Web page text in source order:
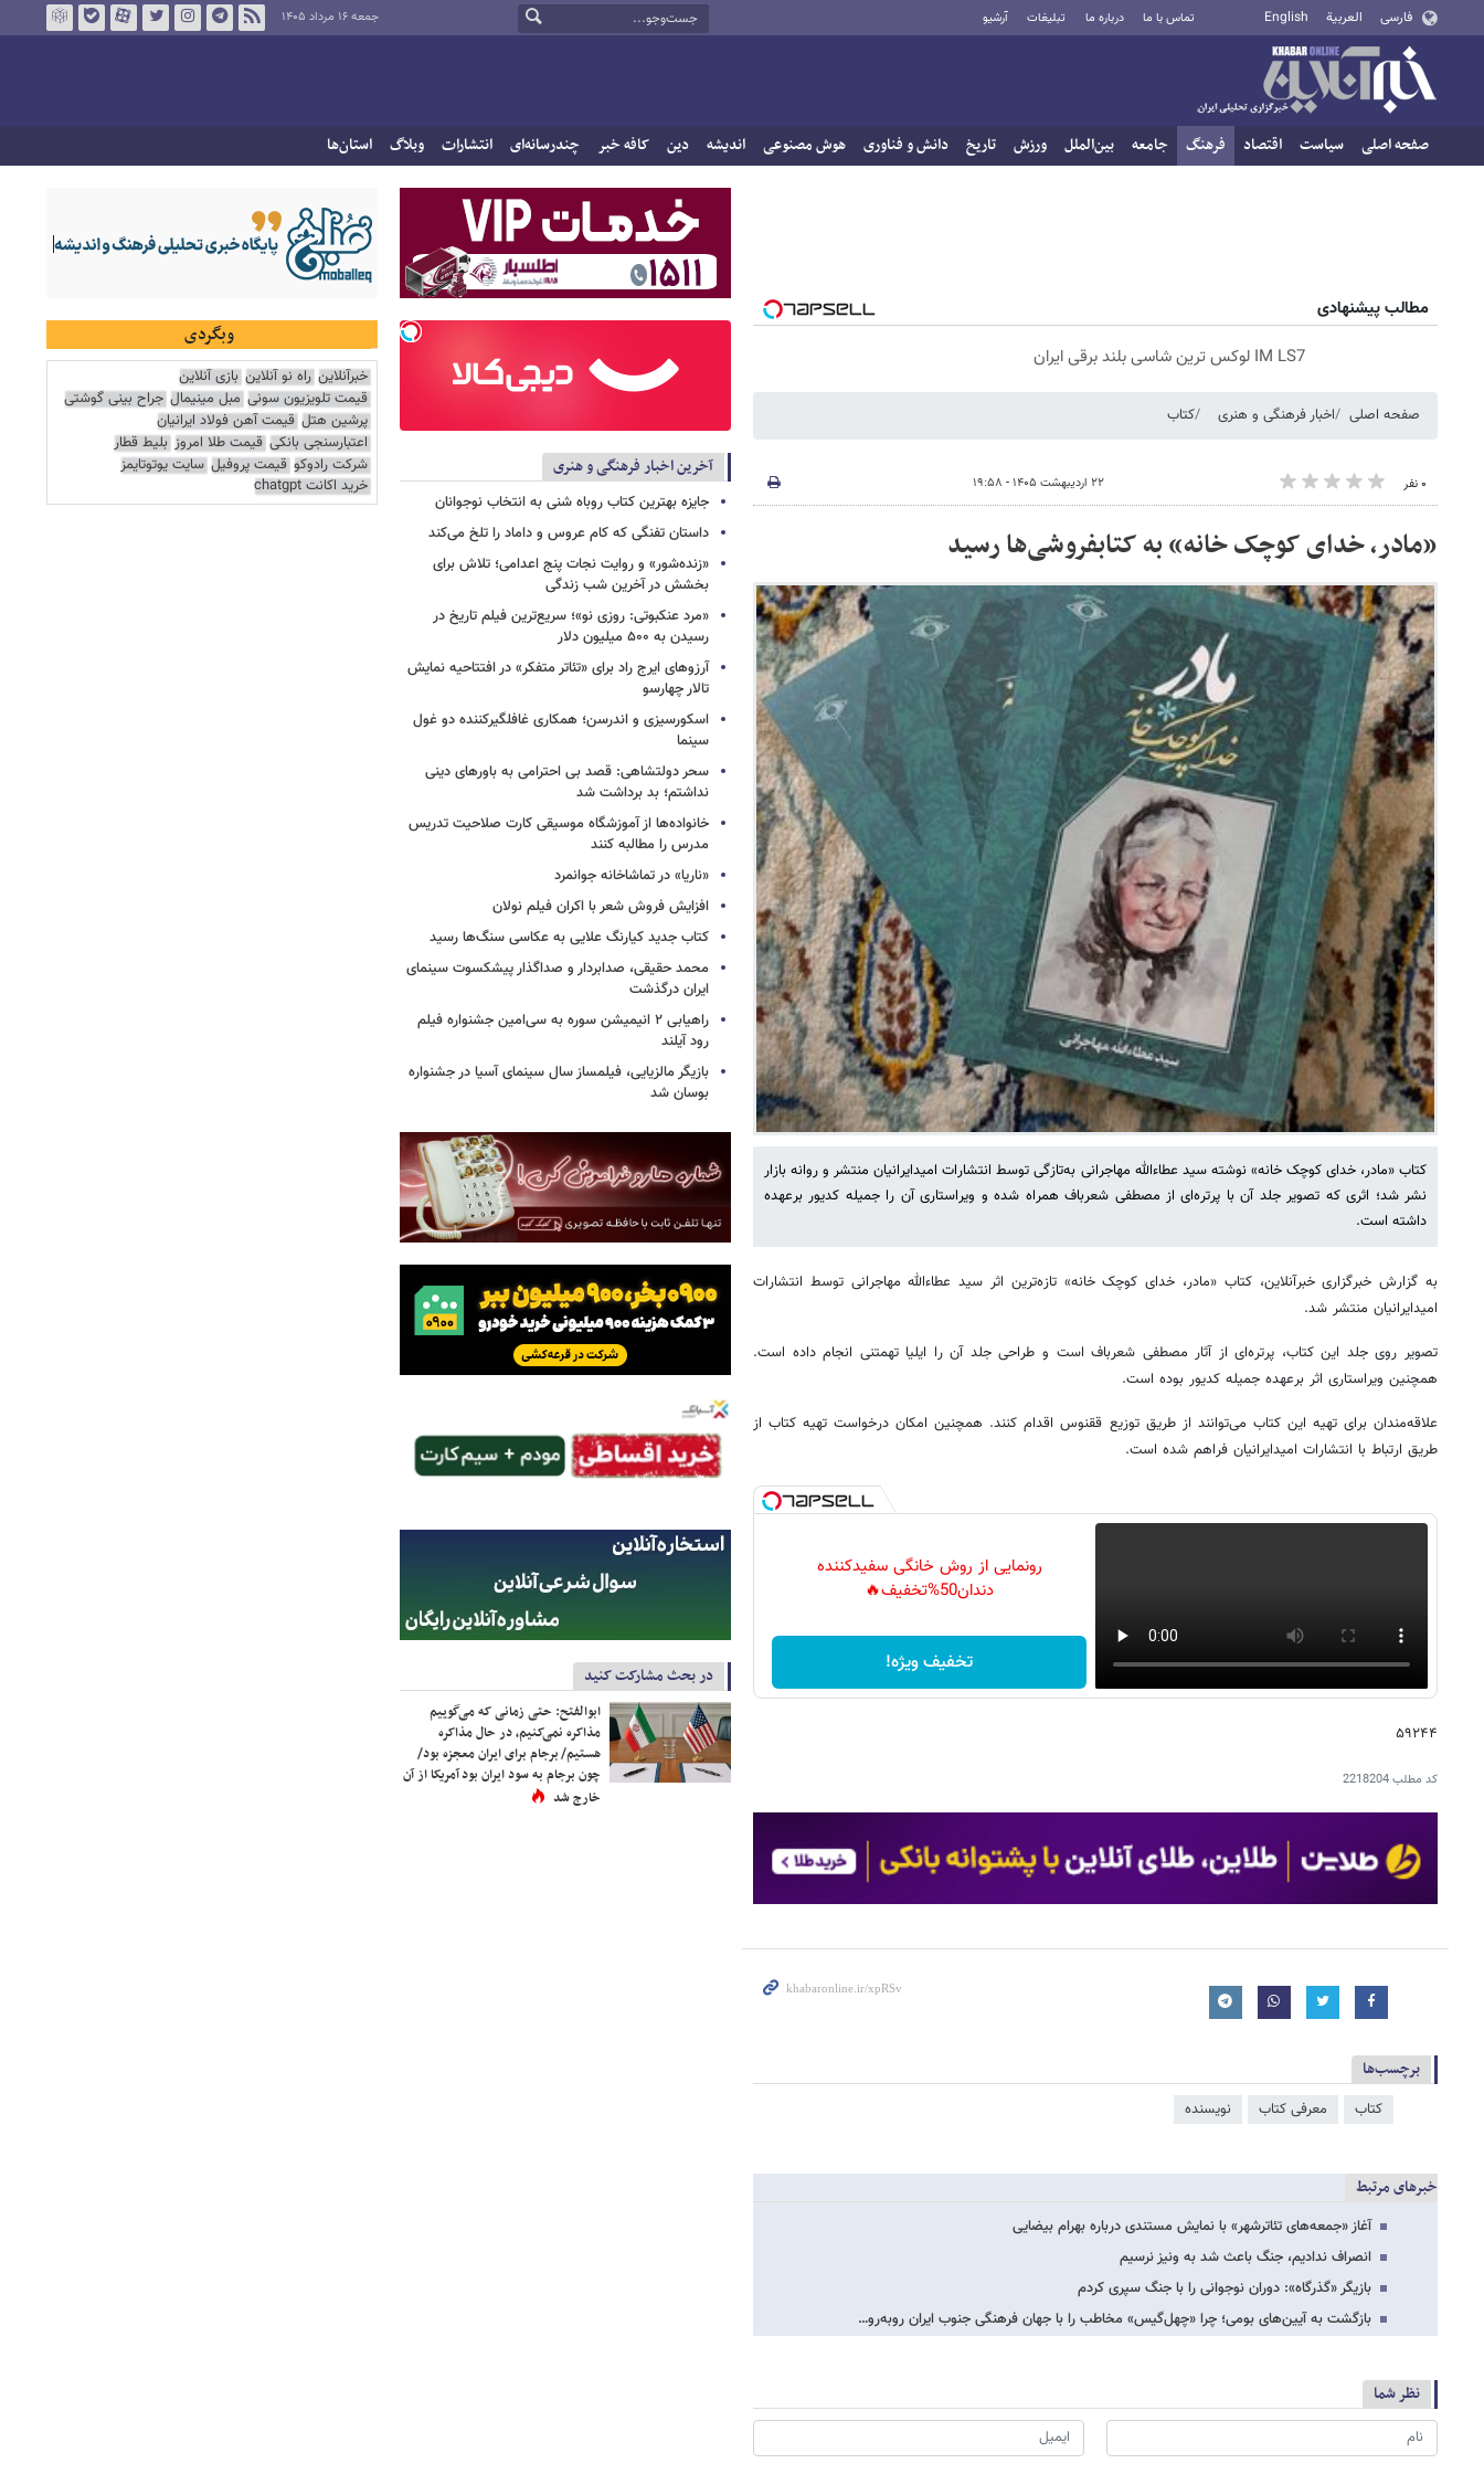
فارسی العربية English تماس با ما درباره ما تبلیغات آرشیو جمعه ۱۶ مرداد ۱۴۰۵
صفحه اصلی سیاست اقتصاد فرهنگ جامعه بین‌الملل ورزش تاریخ دانش و فناوری هوش مصنوعی اندیشه دین کافه خبر چندرسانه‌ای انتشارات وبلاگ استان‌ها
مطالب پیشنهادی
IM LS7 لوکس ترین شاسی بلند برقی ایران
صفحه اصلی اخبار فرهنگی و هنری کتاب
۰ نفر ۲۲ اردیبهشت ۱۴۰۵ - ۱۹:۵۸
«مادر، خدای کوچک خانه» به کتابفروشی‌ها رسید
کتاب «مادر، خدای کوچک خانه» نوشته سید عطاءالله مهاجرانی به‌تازگی توسط انتشارات امیدایرانیان منتشر و روانه بازار
نشر شد؛ اثری که تصویر جلد آن با پرتره‌ای از مصطفی شعرباف همراه شده و ویراستاری آن را جمیله کدیور برعهده
داشته است.
به گزارش خبرگزاری خبرآنلاین، کتاب «مادر، خدای کوچک خانه» تازه‌ترین اثر سید عطاءالله مهاجرانی توسط انتشارات
امیدایرانیان منتشر شد.
تصویر روی جلد این کتاب، پرتره‌ای از آثار مصطفی شعرباف است و طراحی جلد آن را ایلیا تهمتنی انجام داده است.
همچنین ویراستاری اثر برعهده جمیله کدیور بوده است.
علاقه‌مندان برای تهیه این کتاب می‌توانند از طریق توزیع ققنوس اقدام کنند. همچنین امکان درخواست تهیه کتاب از
طریق ارتباط با انتشارات امیدایرانیان فراهم شده است.
رونمایی از روش خانگی سفیدکننده
دندان50%تخفیف🔥
تخفیف ویژه!
۵۹۲۴۴
کد مطلب2218204
برچسب‌ها
کتاب معرفی کتاب نویسنده
خبرهای مرتبط
آغاز «جمعه‌های تئاترشهر» با نمایش مستندی درباره بهرام بیضایی
انصراف ندادیم، جنگ باعث شد به ونیز نرسیم
بازیگر «گذرگاه»: دوران نوجوانی را با جنگ سپری کردم
بازگشت به آیین‌های بومی؛ چرا «چهل‌گیس» مخاطب را با جهان فرهنگی جنوب ایران روبه‌رو…
نظر شما
آخرین اخبار فرهنگی و هنری
جایزه بهترین کتاب روباه شنی به انتخاب نوجوانان
داستان تفنگی که کام عروس و داماد را تلخ می‌کند
«زنده‌شور» و روایت نجات پنج اعدامی؛ تلاش برای
بخشش در آخرین شب زندگی
«مرد عنکبوتی: روزی نو»؛ سریع‌ترین فیلم تاریخ در
رسیدن به ۵۰۰ میلیون دلار
آرزوهای ایرج راد برای «تئاتر متفکر» در افتتاحیه نمایش
تالار چهارسو
اسکورسیزی و اندرسن؛ همکاری غافلگیرکننده دو غول
سینما
سحر دولتشاهی: قصد بی احترامی به باورهای دینی
نداشتم؛ بد برداشت شد
خانواده‌ها از آموزشگاه موسیقی کارت صلاحیت تدریس
مدرس را مطالبه کنند
«ناریا» در تماشاخانه جوانمرد
افزایش فروش شعر با اکران فیلم نولان
کتاب جدید کیارنگ علایی به عکاسی سنگ‌ها رسید
محمد حقیقی، صدابردار و صداگذار پیشکسوت سینمای
ایران درگذشت
راهیابی ۲ انیمیشن سوره به سی‌امین جشنواره فیلم
رود آیلند
بازیگر مالزیایی، فیلمساز سال سینمای آسیا در جشنواره
بوسان شد
در بحث مشارکت کنید
ابوالفتح: حتی زمانی که می‌گوییم
مذاکره نمی‌کنیم، در حال مذاکره
هستیم/ برجام برای ایران معجزه بود/
چون برجام به سود ایران بود آمریکا از آن
خارج شد
وبگردی
خبرآنلاین راه نو آنلاین بازی آنلاین
قیمت تلویزیون سونی مبل مینیمال جراح بینی گوشتی
پرشین هتل قیمت آهن فولاد ایرانیان
اعتبارسنجی بانکی قیمت طلا امروز بلیط قطار
شرکت رادوکو قیمت پروفیل سایت یوتوتایمز
خرید اکانت chatgpt